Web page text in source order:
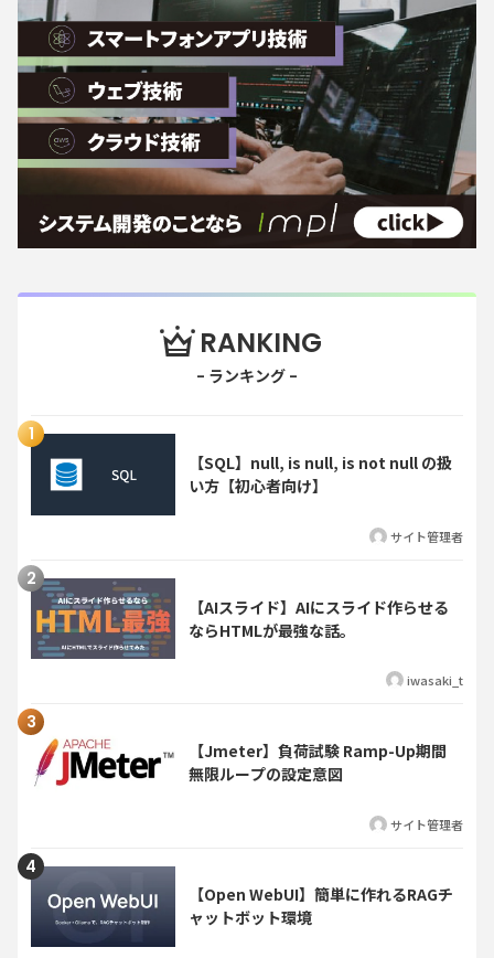
RANKING
【SQL】null, is null, is not null の扱
い方【初心者向け】
サイト管理者
【AIスライド】AIにスライド作らせる
ならHTMLが最強な話。
iwasaki_t
【Jmeter】負荷試験 Ramp-Up期間
無限ループの設定意図
サイト管理者
【Open WebUI】簡単に作れるRAGチ
ャットボット環境